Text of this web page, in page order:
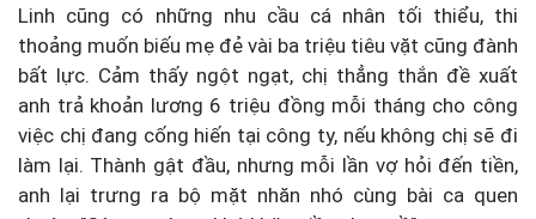
Linh cũng có những nhu cầu cá nhân tối thiểu, thi
thoảng muốn biếu mẹ đẻ vài ba triệu tiêu vặt cũng đành
bất lực. Cảm thấy ngột ngạt, chị thẳng thắn đề xuất
anh trả khoản lương 6 triệu đồng mỗi tháng cho công
việc chị đang cống hiến tại công ty, nếu không chị sẽ đi
làm lại. Thành gật đầu, nhưng mỗi lần vợ hỏi đến tiền,
anh lại trưng ra bộ mặt nhăn nhó cùng bài ca quen